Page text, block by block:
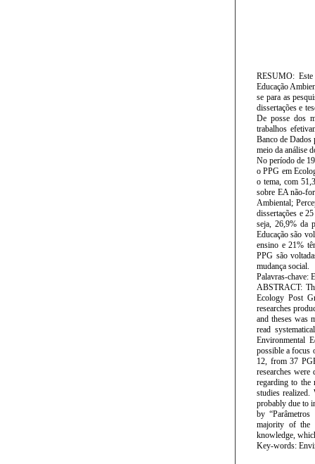
RESUMO: Este
Educação
se para as
dissertações e
De posse dos
trabalhos
Banco de Dados
meio da análise
No período de
o PPG em
o tema, com
sobre EA não-
Ambiental;
dissertações e
seja, 26,9% da
Educação são
ensino e 21%
PPG são
mudança social.
Palavras-chave:
ABSTRACT:
Ecology Post
researches
and theses was
read
Environmental
possible a focus
12, from 37
researches
regarding to the
studies
probably due to
by
majority of the
knowledge,
Key-words: